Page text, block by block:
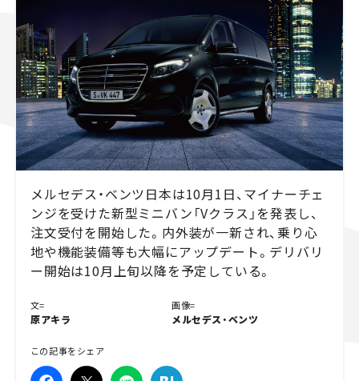
メルセデス・ベンツ日本は10月1日、マイナーチェ
ンジを受けた新型ミニバン「Vクラス」を発表し、
注文受付を開始した。内外装が一新され、乗り心
地や機能装備等も大幅にアップデート。デリバリ
ー開始は10月上旬以降を予定している。
文=
原アキラ
画像=
メルセデス・ベンツ
この記事をシェア
スズキ ジムニー｜Suzuki Jimny
スズキ｜Suzuki
マツダ｜Mazda
マツダ ロードスター｜Mazda Roadster